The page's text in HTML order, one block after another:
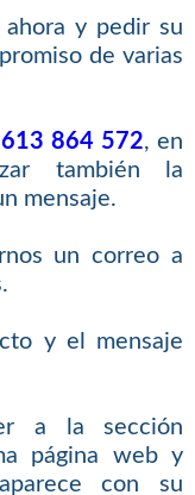
y pedir su
de varias
613 864 572, en
también la
mensaje.
un correo a
y el mensaje
a la sección
página web y
con su